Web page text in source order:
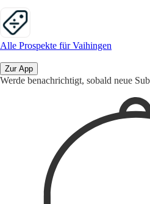
Alle Prospekte für Vaihingen
Zur App
Werde benachrichtigt, sobald neue